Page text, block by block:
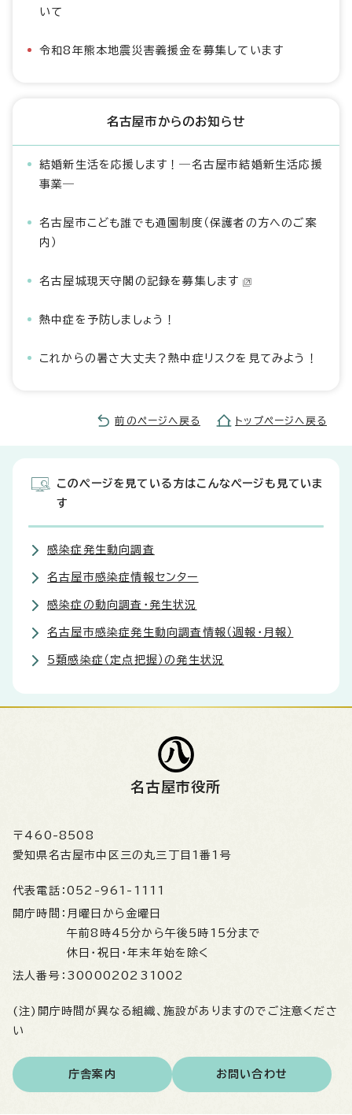
いて
令和8年熊本地震災害義援金を募集しています
名古屋市からのお知らせ
結婚新生活を応援します！―名古屋市結婚新生活応援
事業―
名古屋市こども誰でも通園制度（保護者の方へのご案
内）
名古屋城現天守閣の記録を募集します
熱中症を予防しましょう！
これからの暑さ大丈夫？熱中症リスクを見てみよう！
前のページへ戻る トップページへ戻る
このページを見ている方はこんなページも見ていま
す
感染症発生動向調査
名古屋市感染症情報センター
感染症の動向調査・発生状況
名古屋市感染症発生動向調査情報（週報・月報）
5類感染症（定点把握）の発生状況
名古屋市役所
〒460-8508
愛知県名古屋市中区三の丸三丁目1番1号
代表電話： 052-961-1111
開庁時間： 月曜日から金曜日
午前8時45分から午後5時15分まで
休日・祝日・年末年始を除く
法人番号： 3000020231002
(注)開庁時間が異なる組織、施設がありますのでご注意くださ
い
庁舎案内 お問い合わせ